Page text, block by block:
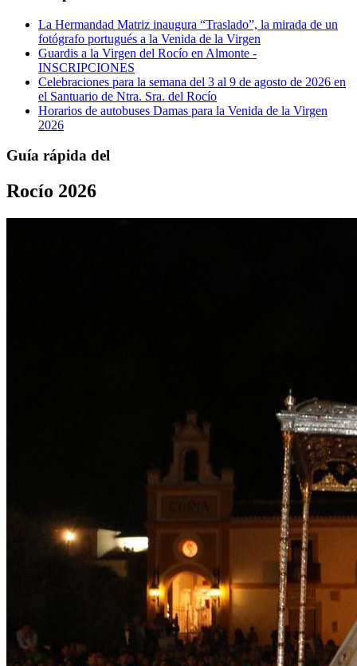
La Hermandad Matriz inaugura “Traslado”, la mirada de un
fotógrafo portugués a la Venida de la Virgen
Guardis a la Virgen del Rocío en Almonte -
INSCRIPCIONES
Celebraciones para la semana del 3 al 9 de agosto de 2026 en
el Santuario de Ntra. Sra. del Rocío
Horarios de autobuses Damas para la Venida de la Virgen
2026
Guía rápida del
Rocío 2026